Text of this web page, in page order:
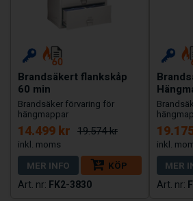
Brandsäkert flankskåp
60 min
Brandsäker förvaring för
hängmappar
14.499 kr 19.574 kr
MER INFO
KÖP
FK2-3830
MER